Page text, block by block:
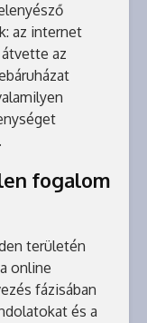
az internet
az
fogalom
területén
online
fázisában
és a